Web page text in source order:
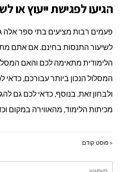
הגיעו לפגישת ייעוץ או
פעמים רבות מציעים בתי ספר אלה
לשיעור התנסות בחינם. אם אתם
הלימודית מתאימה לכם והאם
המסלול הנכון ביותר עבורכם,
ולבחון זאת. בנוסף, כדאי לכם גם
מכיתות הלימוד, מהאווירה במקום
« פוסט קודם